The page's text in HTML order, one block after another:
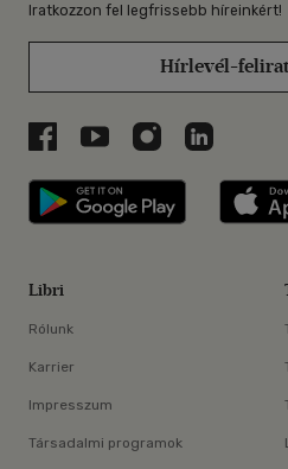
Iratkozzon fel legfrissebb híreinkért!
Hírlevél-
Libri a Facebookon
Libri a Youtube-on
Libri azLibri a
Libri
Libri
Rólunk
Karrier
Impresszum
Társadalmi programok